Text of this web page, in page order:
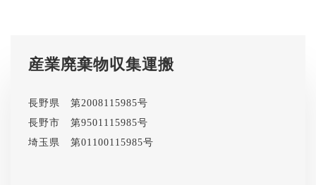
産業廃棄物収集運搬
長野県 第2008115985号
長野市 第9501115985号
埼玉県 第01100115985号